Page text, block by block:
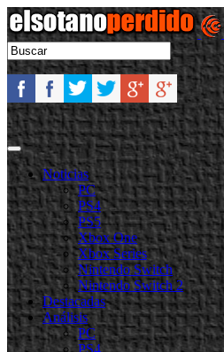
Noticias
PC
PS4
PS5
Xbox One
Xbox Series
Nintendo Switch
Nintendo Switch 2
Destacadas
Análisis
PC
PS4